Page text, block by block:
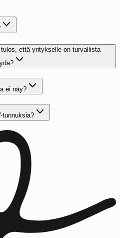
että yritykselle on turvallista
ei näy?
tunnuksia?